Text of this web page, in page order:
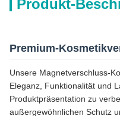
Produkt-
Premium-
Unsere Magnetverschluss-
Eleganz, Funktionalität und
Produktpräsentation zu
außergewöhnlichen Schutz